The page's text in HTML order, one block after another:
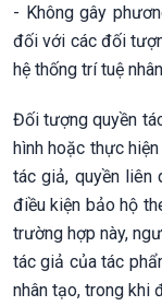
- Không gây
đối với các đối
hệ thống trí tuệ
Đối tượng quyền
hình hoặc thực
tác giả, quyền liên
điều kiện bảo hộ
trường hợp này,
tác giả của tác
nhân tạo, trong khi